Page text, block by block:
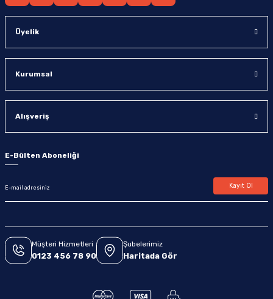
Üyelik
Kurumsal
Alışveriş
E-Bülten Aboneliği
Kayıt Ol
Müşteri Hizmetleri
0123 456 78 90
Şubelerimiz
Haritada Gör